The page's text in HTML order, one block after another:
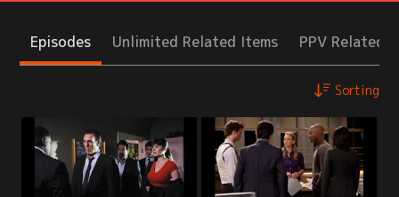
Episodes Unlimited Related Items PPV Related
Sorting